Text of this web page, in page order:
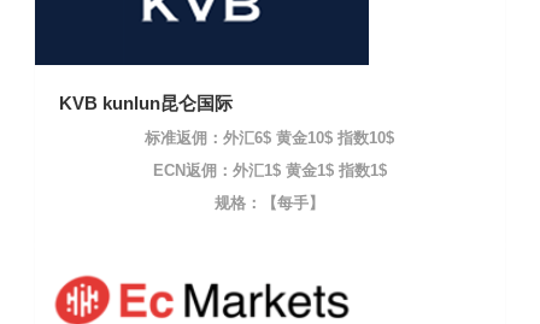
KVB kunlun昆仑国际
标准返佣：外汇6$ 黄金10$ 指数10$
ECN返佣：外汇1$ 黄金1$ 指数1$
规格：【每手】